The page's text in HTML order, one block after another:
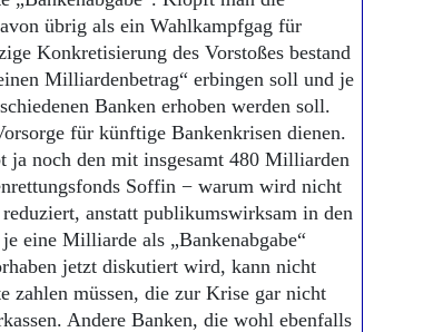
Geschichte
Ostpreußen
Pommern
Berlin-Brandenburg
Schlesien
Danzig und Westpreußen
Bücher
übrig als ein Wahlkampfgag für
Konkretisierung des Vorstoßes bestand
Milliardenbetrag“ erbingen soll und je
Banken erhoben werden soll.
für künftige Bankenkrisen dienen.
ja noch den mit insgesamt 480 Milliarden
Soffin − warum wird nicht
anstatt publikumswirksam in den
eine Milliarde als „Bankenabgabe“
jetzt diskutiert wird, kann nicht
zahlen müssen, die zur Krise gar nicht
Andere Banken, die wohl ebenfalls